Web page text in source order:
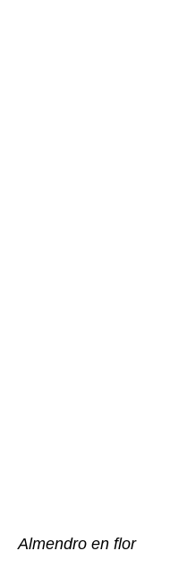
Almendro en flor